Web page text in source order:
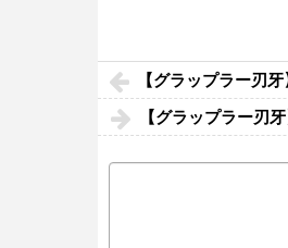
【グラップラー刃
【グラップラー刃